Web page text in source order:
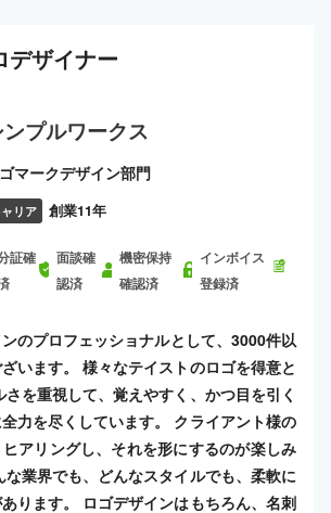
デザイナー
ンプルワークス
マークデザイン部門
リア 創業11年
証確
面談確
認済
機密保持
確認済
インボイス
登録済
のプロフェッショナルとして、3000件以
います。 様々なテイストのロゴを得意と
さを重視して、覚えやすく、かつ目を引く
力を尽くしています。 クライアント様の
アリングし、それを形にするのが楽しみ
業界でも、どんなスタイルでも、柔軟に
ります。 ロゴデザインはもちろん、名刺